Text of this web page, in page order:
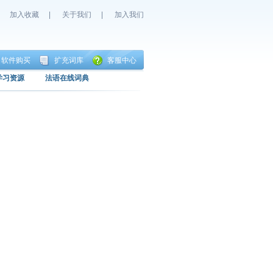
加入收藏 关于我们 加入我们
软件购买 扩充词库 客服中心
习资源 法语在线词典